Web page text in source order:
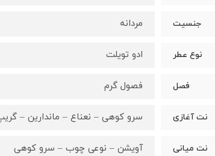
جنسیت مردانه
نوع عطر ادو تویلت
فصل فصول گرم
نت آغازی سرو کوهی – نعناع – ماندارین –
نت میانی آویشن – نوعی چوب – سرو کوهی